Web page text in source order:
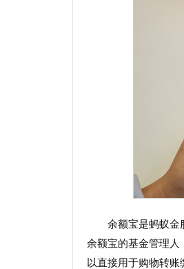
余额宝是蚂蚁金
余额宝的基金管理人
以直接用于购物转账